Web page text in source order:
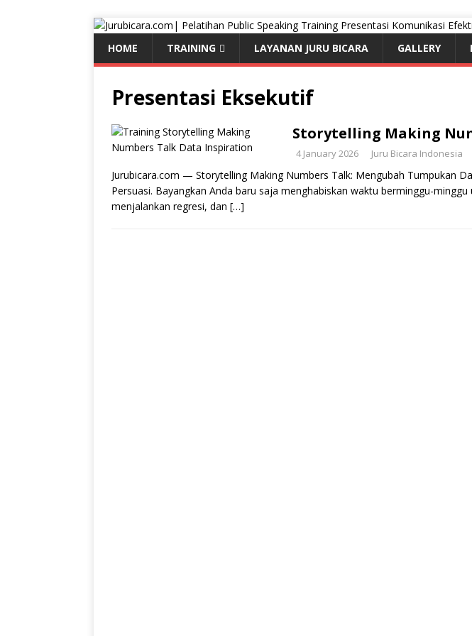
HOME TRAINING LAYANAN JURU BICARA GALLERY
Presentasi Eksekutif
Storytelling Making
4 January 2026 Juru Bicara Indonesia
Jurubicara.com — Storytelling Making Numbers Talk: Mengubah Tumpukan
Persuasi. Bayangkan Anda baru saja menghabiskan waktu berminggu-
menjalankan regresi, dan […]